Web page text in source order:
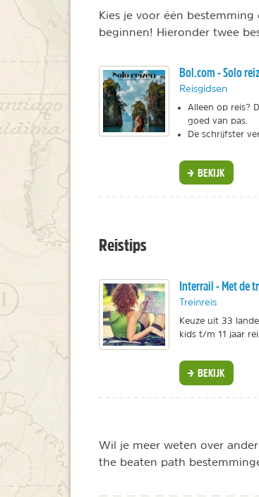
Kies je voor één
beginnen! Hieronder twee
Bol.com - Solo
Reisgidsen
Alleen op reis?
goed van pas.
De schrijfster
BEKIJK
Reistips
Interrail - Met de
Treinreis
Keuze uit 33
kids t/m 11 jaar
BEKIJK
Wil je meer weten over
the beaten path